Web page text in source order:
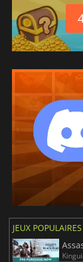
JEUX POPULAIRES